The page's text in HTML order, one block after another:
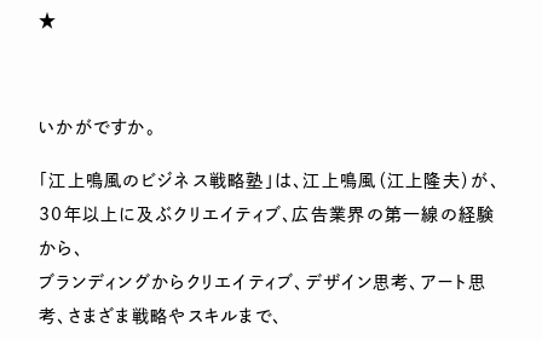
★
いかがですか。
「江上鳴風のビジネス戦略塾」は、江上鳴風（江上隆夫）が、
30年以上に及ぶクリエイティブ、広告業界の第一線の経験
から、
ブランディングからクリエイティブ、デザイン思考、アート思
考、さまざま戦略やスキルまで、